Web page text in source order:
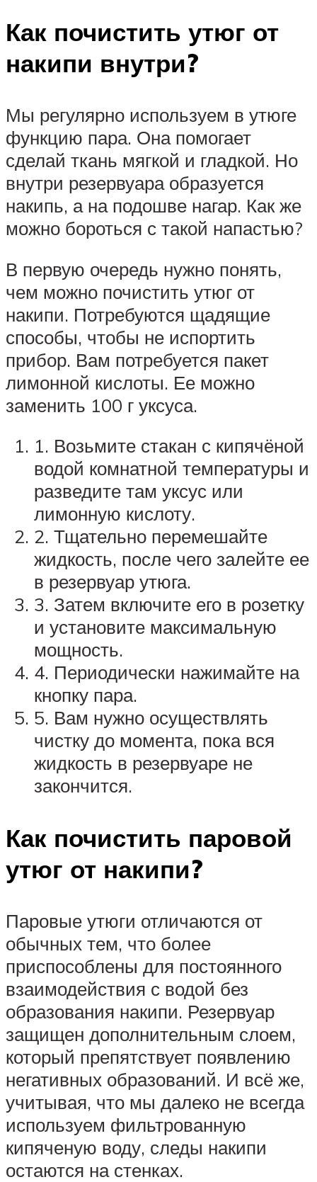
Как почистить утюг от
накипи внутри?
Мы регулярно используем в утюге
функцию пара. Она помогает
сделай ткань мягкой и гладкой. Но
внутри резервуара образуется
накипь, а на подошве нагар. Как же
можно бороться с такой напастью?
В первую очередь нужно понять,
чем можно почистить утюг от
накипи. Потребуются щадящие
способы, чтобы не испортить
прибор. Вам потребуется пакет
лимонной кислоты. Ее можно
заменить 100 г уксуса.
1. Возьмите стакан с кипячёной
водой комнатной температуры и
разведите там уксус или
лимонную кислоту.
2. Тщательно перемешайте
жидкость, после чего залейте ее
в резервуар утюга.
3. Затем включите его в розетку
и установите максимальную
мощность.
4. Периодически нажимайте на
кнопку пара.
5. Вам нужно осуществлять
чистку до момента, пока вся
жидкость в резервуаре не
закончится.
Как почистить паровой
утюг от накипи?
Паровые утюги отличаются от
обычных тем, что более
приспособлены для постоянного
взаимодействия с водой без
образования накипи. Резервуар
защищен дополнительным слоем,
который препятствует появлению
негативных образований. И всё же,
учитывая, что мы далеко не всегда
используем фильтрованную
кипяченую воду, следы накипи
остаются на стенках.